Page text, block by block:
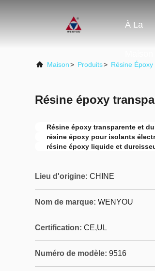
À La
Maison> Produits> Résine
Résine époxy
Résine époxy transparente et
résine époxy pour isolants
résine époxy liquide et
Lieu d'origine: CHINE
Nom de marque: WENYOU
Certification: CE,UL
Numéro de modèle: 9516